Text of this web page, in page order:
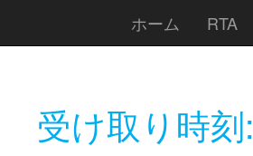
ホーム RTA
受け取り時刻: